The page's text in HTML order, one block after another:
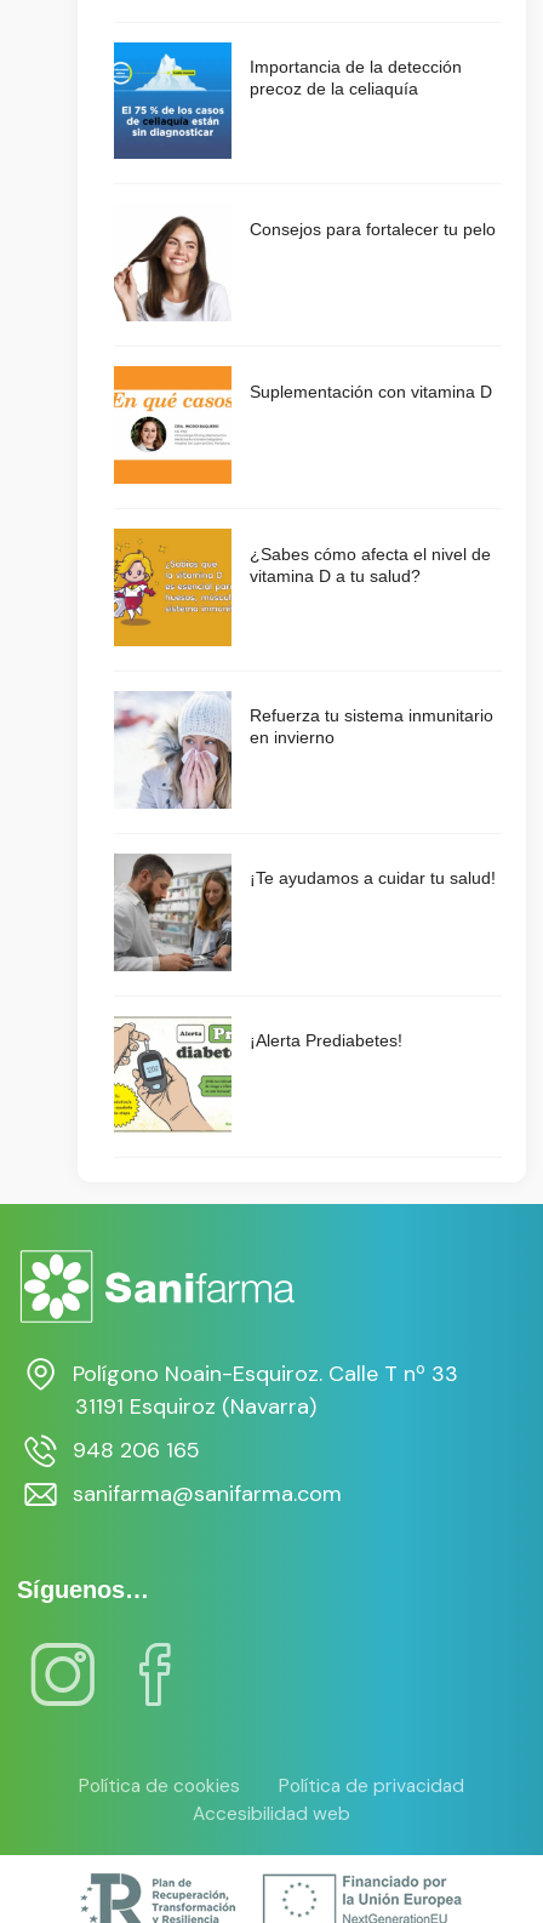
Importancia de la detección
precoz de la celiaquía
Consejos para fortalecer tu pelo
Suplementación con vitamina D
¿Sabes cómo afecta el nivel de
vitamina D a tu salud?
Refuerza tu sistema inmunitario
en invierno
¡Te ayudamos a cuidar tu salud!
¡Alerta Prediabetes!
Polígono Noain-Esquiroz. Calle T nº 33
31191 Esquiroz (Navarra)
948 206 165
sanifarma@sanifarma.com
Síguenos…
Política de cookies
Política de privacidad
Accesibilidad web